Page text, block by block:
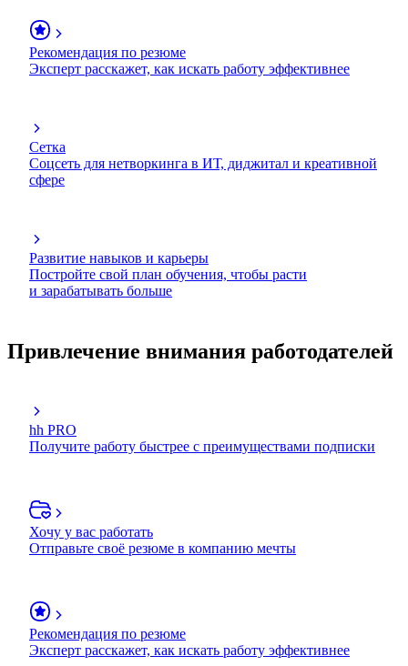
Рекомендация по резюме
Эксперт расскажет, как искать работу эффективнее
Сетка
Соцсеть для нетворкинга в ИТ, диджитал и креативной
сфере
Развитие навыков и карьеры
Постройте свой план обучения, чтобы расти
и зарабатывать больше
Привлечение внимания работодателей
hh PRO
Получите работу быстрее с преимуществами подписки
Хочу у вас работать
Отправьте своё резюме в компанию мечты
Рекомендация по резюме
Эксперт расскажет, как искать работу эффективнее